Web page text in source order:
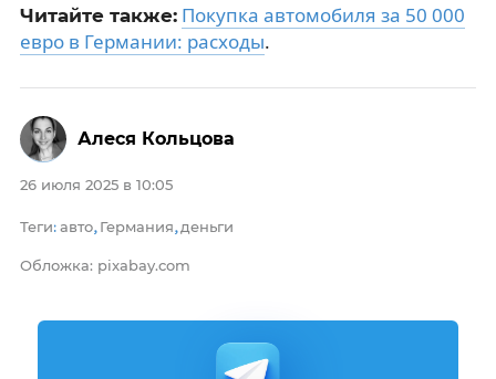
Читайте также: Покупка автомобиля за 50 000
евро в Германии: расходы.
26 июля 2025 в 10:05
Теги: авто, Германия, деньги
Обложка: pixabay.com
Алеся Кольцова